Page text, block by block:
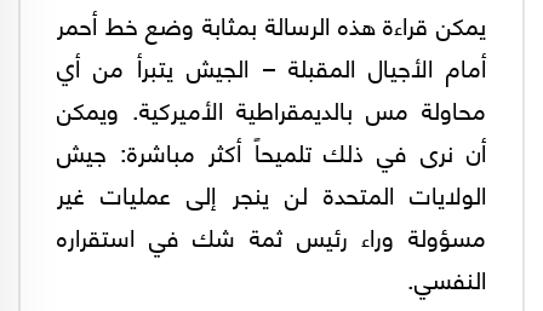
يمكن قراءة هذه الرسالة بمثابة وضع خط أحمر
أمام الأجيال المقبلة – الجيش يتبرأ من أي
محاولة مس بالديمقراطية الأميركية. ويمكن
أن نرى في ذلك تلميحاً أكثر مباشرة: جيش
الولايات المتحدة لن ينجر إلى عمليات غير
مسؤولة وراء رئيس ثمة شك في استقراره
النفسي.